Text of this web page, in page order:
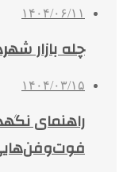
۱۴۰۴/۰۶/۱۱
چله بازار شهرداری
۱۴۰۴/۰۳/۱۵
راهنمای